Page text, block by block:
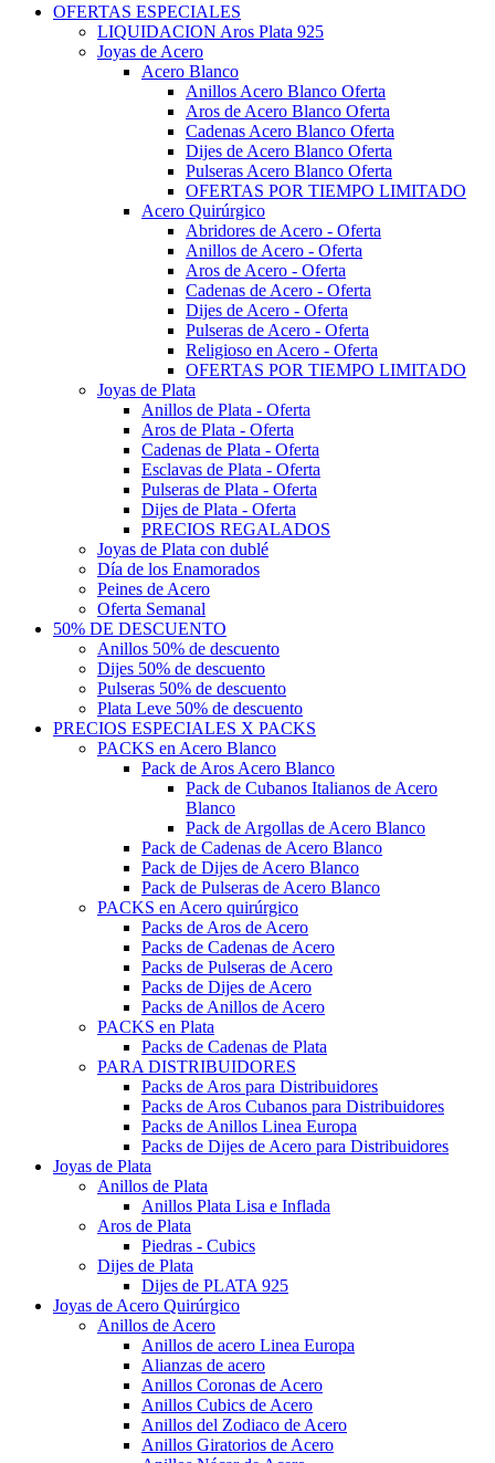
OFERTAS ESPECIALES
LIQUIDACION Aros Plata 925
Joyas de Acero
Acero Blanco
Anillos Acero Blanco Oferta
Aros de Acero Blanco Oferta
Cadenas Acero Blanco Oferta
Dijes de Acero Blanco Oferta
Pulseras Acero Blanco Oferta
OFERTAS POR TIEMPO LIMITADO
Acero Quirúrgico
Abridores de Acero - Oferta
Anillos de Acero - Oferta
Aros de Acero - Oferta
Cadenas de Acero - Oferta
Dijes de Acero - Oferta
Pulseras de Acero - Oferta
Religioso en Acero - Oferta
OFERTAS POR TIEMPO LIMITADO
Joyas de Plata
Anillos de Plata - Oferta
Aros de Plata - Oferta
Cadenas de Plata - Oferta
Esclavas de Plata - Oferta
Pulseras de Plata - Oferta
Dijes de Plata - Oferta
PRECIOS REGALADOS
Joyas de Plata con dublé
Día de los Enamorados
Peines de Acero
Oferta Semanal
50% DE DESCUENTO
Anillos 50% de descuento
Dijes 50% de descuento
Pulseras 50% de descuento
Plata Leve 50% de descuento
PRECIOS ESPECIALES X PACKS
PACKS en Acero Blanco
Pack de Aros Acero Blanco
Pack de Cubanos Italianos de Acero
Blanco
Pack de Argollas de Acero Blanco
Pack de Cadenas de Acero Blanco
Pack de Dijes de Acero Blanco
Pack de Pulseras de Acero Blanco
PACKS en Acero quirúrgico
Packs de Aros de Acero
Packs de Cadenas de Acero
Packs de Pulseras de Acero
Packs de Dijes de Acero
Packs de Anillos de Acero
PACKS en Plata
Packs de Cadenas de Plata
PARA DISTRIBUIDORES
Packs de Aros para Distribuidores
Packs de Aros Cubanos para Distribuidores
Packs de Anillos Linea Europa
Packs de Dijes de Acero para Distribuidores
Joyas de Plata
Anillos de Plata
Anillos Plata Lisa e Inflada
Aros de Plata
Piedras - Cubics
Dijes de Plata
Dijes de PLATA 925
Joyas de Acero Quirúrgico
Anillos de Acero
Anillos de acero Linea Europa
Alianzas de acero
Anillos Coronas de Acero
Anillos Cubics de Acero
Anillos del Zodiaco de Acero
Anillos Giratorios de Acero